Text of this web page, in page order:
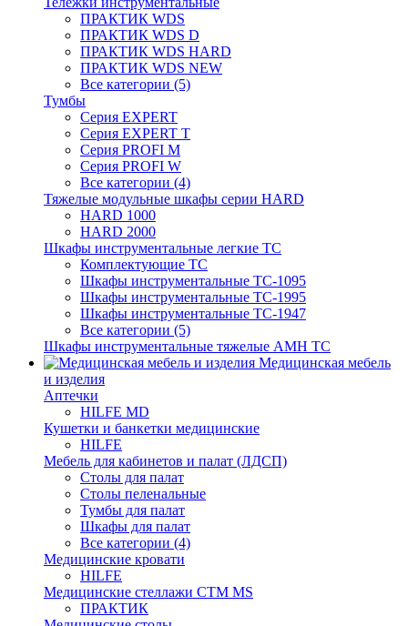
ПРАКТИК WDS
ПРАКТИК WDS D
ПРАКТИК WDS HARD
ПРАКТИК WDS NEW
Все категории (5)
Тумбы
Серия EXPERT
Серия EXPERT T
Серия PROFI M
Серия PROFI W
Все категории (4)
Тяжелые модульные шкафы серии HARD
HARD 1000
HARD 2000
Шкафы инструментальные легкие ТС
Комплектующие ТС
Шкафы инструментальные TC-1095
Шкафы инструментальные TC-1995
Шкафы инструментальные ТС-1947
Все категории (5)
Шкафы инструментальные тяжелые AMH TC
Медицинская мебель
и изделия
Аптечки
HILFE MD
Кушетки и банкетки медицинские
HILFE
Мебель для кабинетов и палат (ЛДСП)
Столы для палат
Столы пеленальные
Тумбы для палат
Шкафы для палат
Все категории (4)
Медицинские кровати
HILFE
Медицинские стеллажи CTM MS
ПРАКТИК